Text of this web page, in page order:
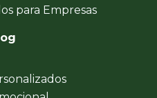
para Empresas